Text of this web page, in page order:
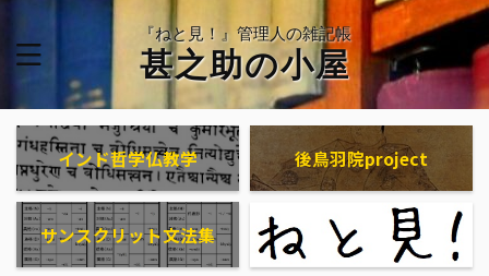
『ねと見！』管理人の雑記帳
甚之助の小屋
インド哲学仏教学 後鳥羽院project
サンスクリット文法集